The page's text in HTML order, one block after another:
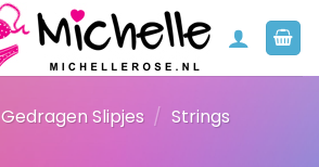
Gedragen Slipjes / Strings